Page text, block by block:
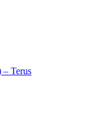
– Terus